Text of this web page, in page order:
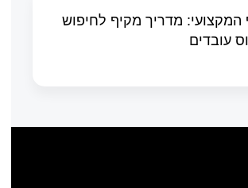
המקצועי: מדריך מקיף לחיפוש
עובדים